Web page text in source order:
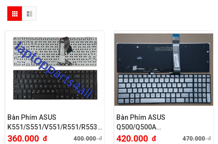
Bàn Phím ASUS
K551/S551/V551/R551/R553…
360.000 đ 400.000đ
Bàn Phím ASUS
Q500/Q500A…
420.000 đ 470.000đ